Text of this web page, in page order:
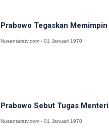
Prabowo Tegaskan
Nusantaratv.com - 01 Januari 1970
Prabowo Sebut Tugas
Nusantaratv.com - 01 Januari 1970